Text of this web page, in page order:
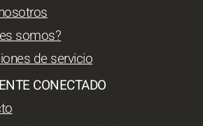
somos?
de servicio
CONECTADO